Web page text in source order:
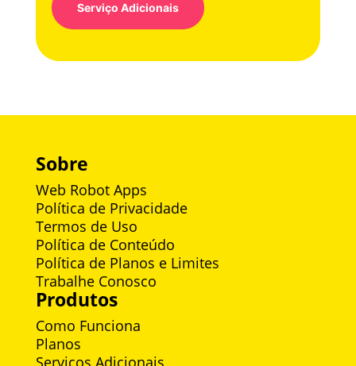
Serviço Adicionais
Sobre
Web Robot Apps
Política de Privacidade
Termos de Uso
Política de Conteúdo
Política de Planos e Limites
Trabalhe Conosco
Produtos
Como Funciona
Planos
Serviços Adicionais